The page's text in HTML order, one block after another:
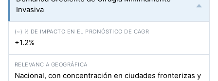
Invasiva
+1.2%
Nacional, con concentración en ciudades fronterizas y